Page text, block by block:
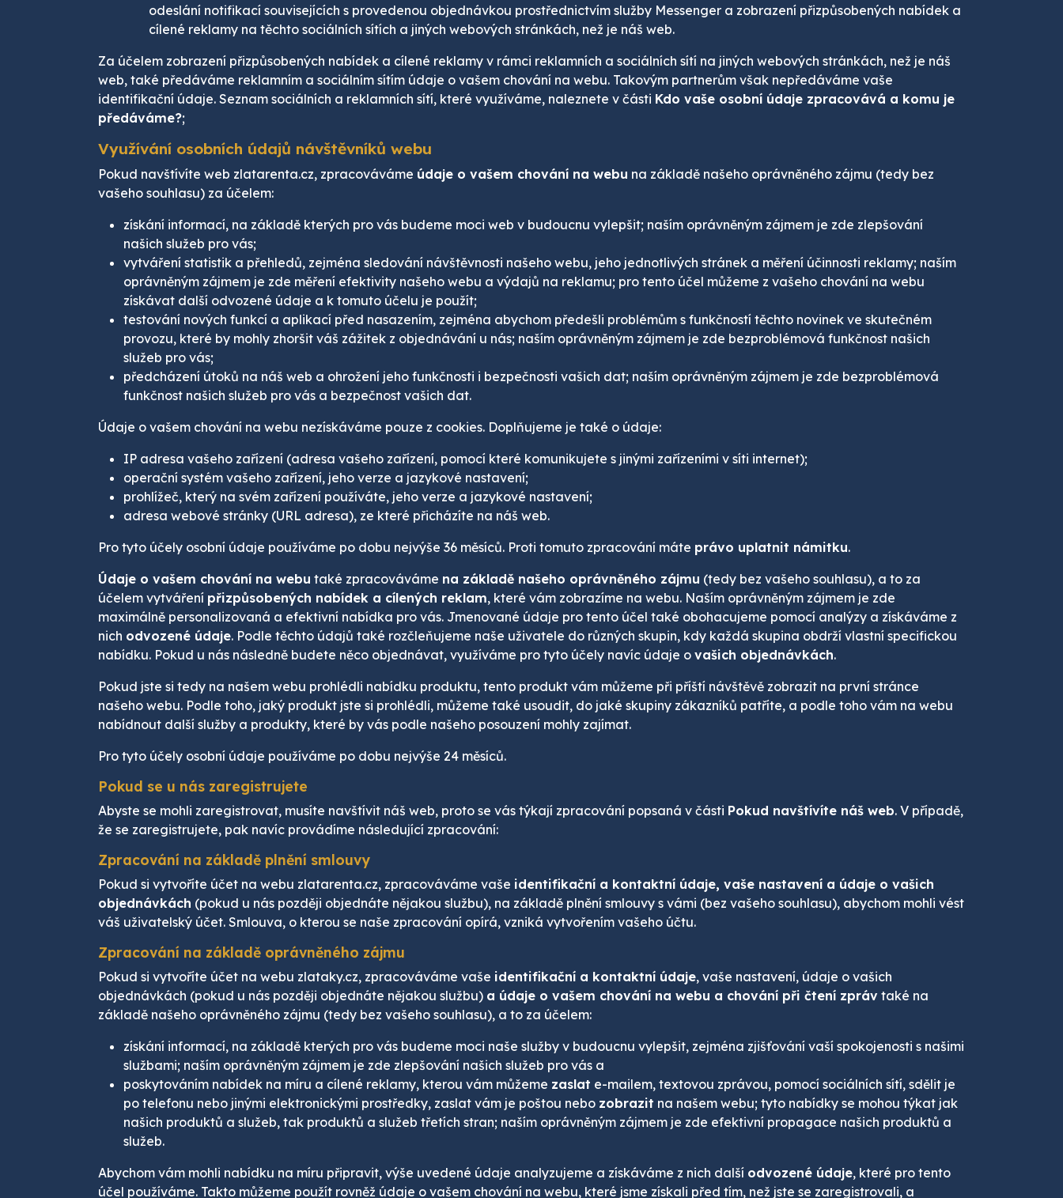
odeslání notifikací souvisejících s provedenou objednávkou prostřednictvím služby Messenger a zobrazení přizpůsobených nabídek a
cílené reklamy na těchto sociálních sítích a jiných webových stránkách, než je náš web.
Za účelem zobrazení přizpůsobených nabídek a cílené reklamy v rámci reklamních a sociálních sítí na jiných webových stránkách, než je náš
web, také předáváme reklamním a sociálním sítím údaje o vašem chování na webu. Takovým partnerům však nepředáváme vaše
identifikační údaje. Seznam sociálních a reklamních sítí, které využíváme, naleznete v části Kdo vaše osobní údaje zpracovává a komu je
předáváme?;
Využívání osobních údajů návštěvníků webu
Pokud navštívíte web zlatarenta.cz, zpracováváme údaje o vašem chování na webu na základě našeho oprávněného zájmu (tedy bez
vašeho souhlasu) za účelem:
získání informací, na základě kterých pro vás budeme moci web v budoucnu vylepšit; naším oprávněným zájmem je zde zlepšování
našich služeb pro vás;
vytváření statistik a přehledů, zejména sledování návštěvnosti našeho webu, jeho jednotlivých stránek a měření účinnosti reklamy; naším
oprávněným zájmem je zde měření efektivity našeho webu a výdajů na reklamu; pro tento účel můžeme z vašeho chování na webu
získávat další odvozené údaje a k tomuto účelu je použít;
testování nových funkcí a aplikací před nasazením, zejména abychom předešli problémům s funkčností těchto novinek ve skutečném
provozu, které by mohly zhoršit váš zážitek z objednávání u nás; naším oprávněným zájmem je zde bezproblémová funkčnost našich
služeb pro vás;
předcházení útoků na náš web a ohrožení jeho funkčnosti i bezpečnosti vašich dat; naším oprávněným zájmem je zde bezproblémová
funkčnost našich služeb pro vás a bezpečnost vašich dat.
Údaje o vašem chování na webu nezískáváme pouze z cookies. Doplňujeme je také o údaje:
IP adresa vašeho zařízení (adresa vašeho zařízení, pomocí které komunikujete s jinými zařízeními v síti internet);
operační systém vašeho zařízení, jeho verze a jazykové nastavení;
prohlížeč, který na svém zařízení používáte, jeho verze a jazykové nastavení;
adresa webové stránky (URL adresa), ze které přicházíte na náš web.
Pro tyto účely osobní údaje používáme po dobu nejvýše 36 měsíců. Proti tomuto zpracování máte právo uplatnit námitku.
Údaje o vašem chování na webu také zpracováváme na základě našeho oprávněného zájmu (tedy bez vašeho souhlasu), a to za
účelem vytváření přizpůsobených nabídek a cílených reklam, které vám zobrazíme na webu. Naším oprávněným zájmem je zde
maximálně personalizovaná a efektivní nabídka pro vás. Jmenované údaje pro tento účel také obohacujeme pomocí analýzy a získáváme z
nich odvozené údaje. Podle těchto údajů také rozčleňujeme naše uživatele do různých skupin, kdy každá skupina obdrží vlastní specifickou
nabídku. Pokud u nás následně budete něco objednávat, využíváme pro tyto účely navíc údaje o vašich objednávkách.
Pokud jste si tedy na našem webu prohlédli nabídku produktu, tento produkt vám můžeme při příští návštěvě zobrazit na první stránce
našeho webu. Podle toho, jaký produkt jste si prohlédli, můžeme také usoudit, do jaké skupiny zákazníků patříte, a podle toho vám na webu
nabídnout další služby a produkty, které by vás podle našeho posouzení mohly zajímat.
Pro tyto účely osobní údaje používáme po dobu nejvýše 24 měsíců.
Pokud se u nás zaregistrujete
Abyste se mohli zaregistrovat, musíte navštívit náš web, proto se vás týkají zpracování popsaná v části Pokud navštívíte náš web. V případě,
že se zaregistrujete, pak navíc provádíme následující zpracování:
Zpracování na základě plnění smlouvy
Pokud si vytvoříte účet na webu zlatarenta.cz, zpracováváme vaše identifikační a kontaktní údaje, vaše nastavení a údaje o vašich
objednávkách (pokud u nás později objednáte nějakou službu), na základě plnění smlouvy s vámi (bez vašeho souhlasu), abychom mohli vést
váš uživatelský účet. Smlouva, o kterou se naše zpracování opírá, vzniká vytvořením vašeho účtu.
Zpracování na základě oprávněného zájmu
Pokud si vytvoříte účet na webu zlataky.cz, zpracováváme vaše identifikační a kontaktní údaje, vaše nastavení, údaje o vašich
objednávkách (pokud u nás později objednáte nějakou službu) a údaje o vašem chování na webu a chování při čtení zpráv také na
základě našeho oprávněného zájmu (tedy bez vašeho souhlasu), a to za účelem:
získání informací, na základě kterých pro vás budeme moci naše služby v budoucnu vylepšit, zejména zjišťování vaší spokojenosti s našimi
službami; naším oprávněným zájmem je zde zlepšování našich služeb pro vás a
poskytováním nabídek na míru a cílené reklamy, kterou vám můžeme zaslat e-mailem, textovou zprávou, pomocí sociálních sítí, sdělit je
po telefonu nebo jinými elektronickými prostředky, zaslat vám je poštou nebo zobrazit na našem webu; tyto nabídky se mohou týkat jak
našich produktů a služeb, tak produktů a služeb třetích stran; naším oprávněným zájmem je zde efektivní propagace našich produktů a
služeb.
Abychom vám mohli nabídku na míru připravit, výše uvedené údaje analyzujeme a získáváme z nich další odvozené údaje, které pro tento
účel používáme. Takto můžeme použít rovněž údaje o vašem chování na webu, které jsme získali před tím, než jste se zaregistrovali, a